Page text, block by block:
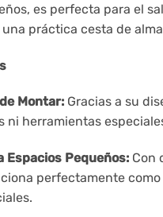
es perfecta para el
práctica cesta de
Montar: Gracias a su
ni herramientas
Espacios Pequeños: Con
perfectamente